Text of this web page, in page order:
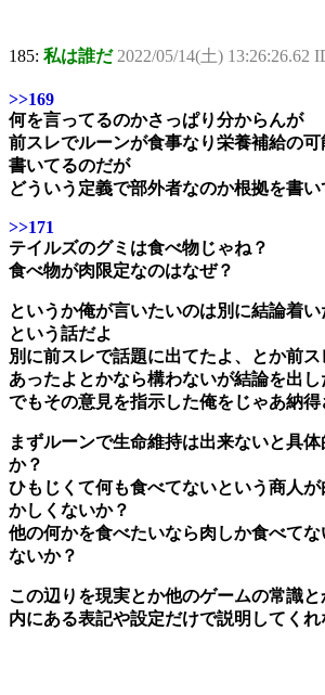
185: 私は誰だ 2022/05/14(土) 13:26:26.62
>>169
何を言ってるのかさっぱり分からんが
前スレでルーンが食事なり栄養補給の
書いてるのだが
どういう定義で部外者なのか根拠を書い
>>171
テイルズのグミは食べ物じゃね？
食べ物が肉限定なのはなぜ？
というか俺が言いたいのは別に結論着い
という話だよ
別に前スレで話題に出てたよ、とか前
あったよとかなら構わないが結論を出
でもその意見を指示した俺をじゃあ納得
まずルーンで生命維持は出来ないと具
か？
ひもじくて何も食べてないという商人
かしくないか？
他の何かを食べたいなら肉しか食べて
ないか？
この辺りを現実とか他のゲームの常識
内にある表記や設定だけで説明してくれ